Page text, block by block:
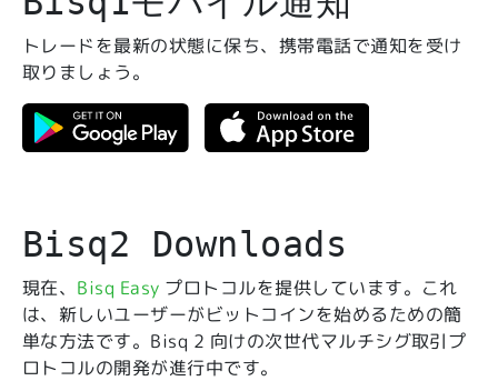
トレードを最新の状態に保ち、携帯電話で通知を受け
取りましょう。
Bisq2 Downloads
現在、 Bisq Easy プロトコルを提供しています。これ
は、新しいユーザーがビットコインを始めるための簡
単な方法です。Bisq 2 向けの次世代マルチシグ取引プ
ロトコルの開発が進行中です。